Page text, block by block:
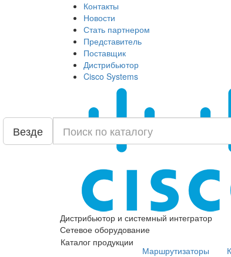
Контакты
Новости
Стать партнером
Представитель
Поставщик
Дистрибьютор
Cisco Systems
Дистрибьютор и системный интегратор
Сетевое оборудование
Везде
Каталог продукции
Маршрутизаторы